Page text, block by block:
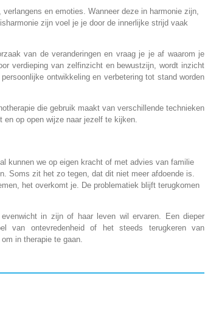
en emoties. Wanneer deze in harmonie zijn,
zijn voel je je door de innerlijke strijd vaak
van de veranderingen en vraag je je af waarom je
verdieping van zelfinzicht en bewustzijn, wordt inzicht
ontwikkeling en verbetering tot stand worden
die gebruik maakt van verschillende technieken
op open wijze naar jezelf te kijken.
kunnen we op eigen kracht of met advies van familie
Soms zit het zo tegen, dat dit niet meer afdoende is.
het overkomt je. De problematiek blijft terugkomen
in zijn of haar leven wil ervaren. Een dieper
van ontevredenheid of het steeds terugkeren van
in therapie te gaan.